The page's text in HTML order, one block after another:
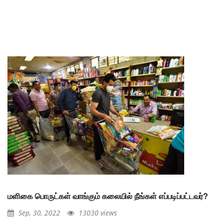
மளிகை பொருட்கள் வாங்கும் கலையில் நீங்கள் எப்படிப்பட்டவர்?
Sep, 30, 2022 13030 views